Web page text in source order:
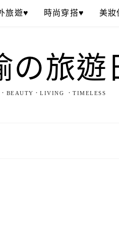
旅遊♥ 時尚穿搭♥ 美妝
の旅遊
BEAUTY．LIVING ．TIMELESS